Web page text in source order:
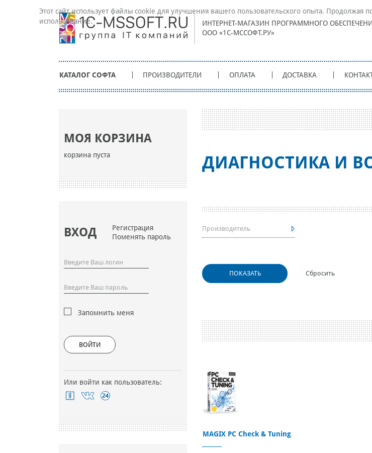
ИНТЕРНЕТ-МАГАЗИН ПРОГРАММНОГО
ООО «1С-МССОФТ.РУ»
КАТАЛОГ СОФТА ПРОИЗВОДИТЕЛИ ОПЛАТА ДОСТАВКА
МОЯ КОРЗИНА
корзина пуста
ВХОД
Регистрация
Поменять пароль
Запомнить меня
ВОЙТИ
Или войти как пользователь:
ДИАГНОСТИКА И
Производитель
MAGIX PC Check & Tuning
Этот сайт использует файлы cookie для улучшения вашего пользовательского опыта. Продолжая
использование.